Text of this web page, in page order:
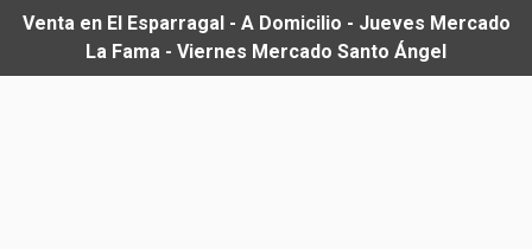
Venta en El Esparragal - A Domicilio - Jueves Mercado
La Fama - Viernes Mercado Santo Ángel